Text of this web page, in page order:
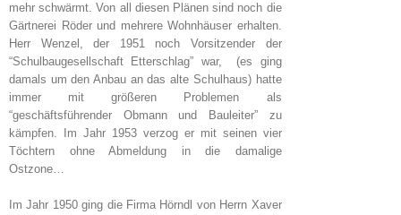
mehr schwärmt. Von all diesen Plänen sind noch die
Gärtnerei Röder und mehrere Wohnhäuser erhalten.
Herr Wenzel, der 1951 noch Vorsitzender der
“Schulbaugesellschaft Etterschlag” war, (es ging
damals um den Anbau an das alte Schulhaus) hatte
immer mit größeren Problemen als
“geschäftsführender Obmann und Bauleiter” zu
kämpfen. Im Jahr 1953 verzog er mit seinen vier
Töchtern ohne Abmeldung in die damalige
Ostzone…
Im Jahr 1950 ging die Firma Hörndl von Herrn Xaver